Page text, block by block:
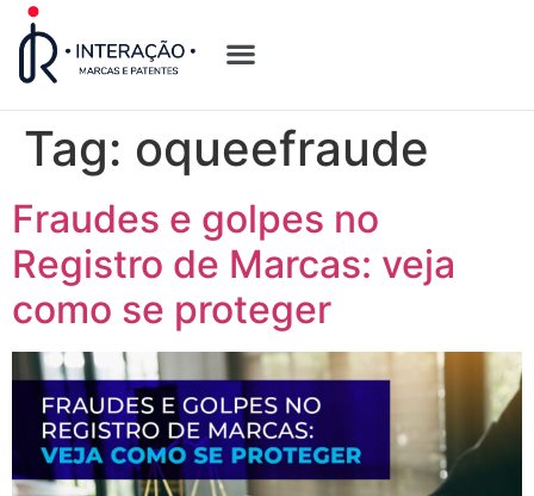
Tag: oqueefraude
Fraudes e golpes no
Registro de Marcas: veja
como se proteger